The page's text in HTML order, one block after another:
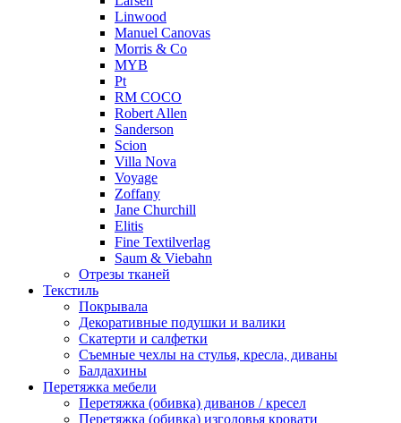
Linwood
Manuel Canovas
Morris & Co
MYB
Pt
RM COCO
Robert Allen
Sanderson
Scion
Villa Nova
Voyage
Zoffany
Jane Churchill
Elitis
Fine Textilverlag
Saum & Viebahn
Отрезы тканей
Текстиль
Покрывала
Декоративные подушки и валики
Скатерти и салфетки
Cъемные чехлы на стулья, кресла, диваны
Балдахины
Перетяжка мебели
Перетяжка (обивка) диванов / кресел
Перетяжка (обивка) изголовья кровати